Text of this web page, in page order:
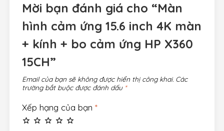
Mời bạn đánh giá cho “Màn
hình cảm ứng 15.6 inch 4K màn
+ kính + bo cảm ứng HP X360
15CH”
Email của bạn sẽ không được hiển thị công khai. Các
trường bắt buộc được đánh dấu *
Xếp hạng của bạn *